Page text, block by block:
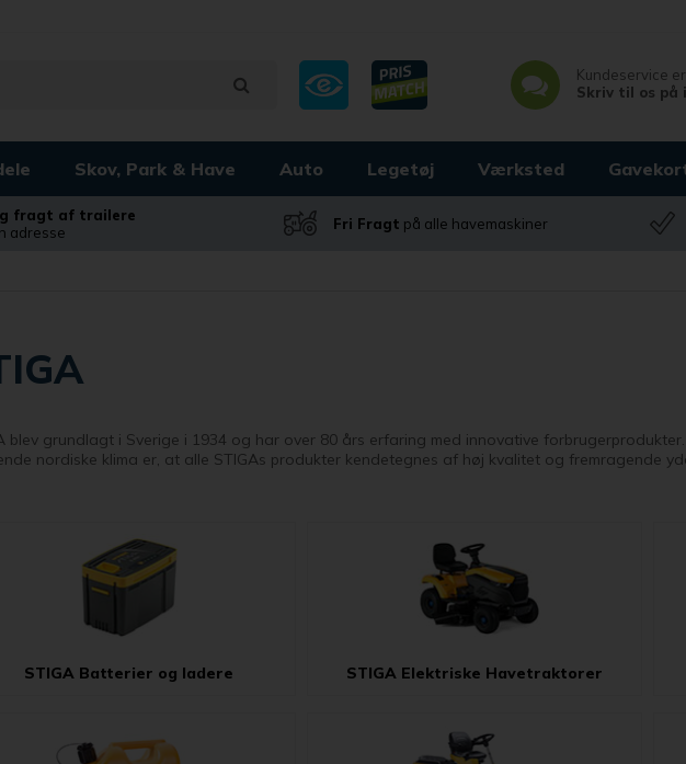
Kundeservice
Skriv til os på
Skov, Park & Have Auto Legetøj Værksted
fragt af trailere
adresse
Fri Fragt på alle havemaskiner
blev grundlagt i Sverige i 1934 og har over 80 års erfaring med innovative
nordiske klima er, at alle STIGAs produkter kendetegnes af høj kvalitet og fremragende
STIGA Batterier og ladere STIGA Elektriske Havetraktorer